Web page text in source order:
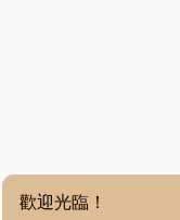
歡迎光臨！